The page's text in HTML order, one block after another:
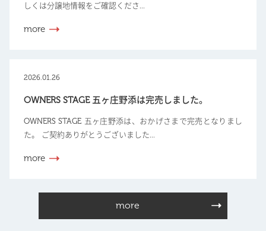
しくは分譲地情報をご確認くださ...
more
2026.01.26
OWNERS STAGE 五ヶ庄野添は完売しました。
OWNERS STAGE 五ヶ庄野添は、おかげさまで完売となりまし
た。 ご契約ありがとうございました...
more
more